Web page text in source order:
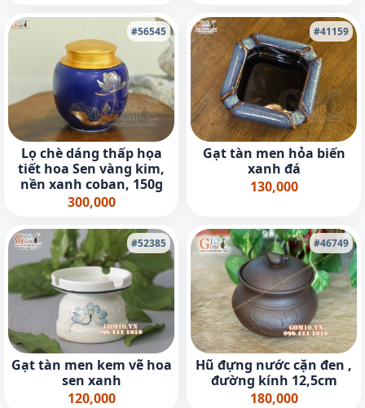
#56545
Lọ chè dáng thấp họa
tiết hoa Sen vàng kim,
nền xanh coban, 150g
300,000
#41159
Gạt tàn men hỏa biến
xanh đá
130,000
#52385
Gạt tàn men kem vẽ hoa
sen xanh
120,000
#46749
Hũ đựng nước cặn đen ,
đường kính 12,5cm
180,000